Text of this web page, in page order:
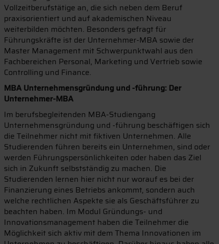
Vollzeitberufstätige an, die sich neben dem Beruf
praxisorientiert und auf akademischen Niveau
weiterbilden möchten. Besonders gefragt für
Führungskräfte ist der Unternehmer-MBA sowie der
Master Management mit Schwerpunktwahl aus den
Fachbereichen Personal, Marketing und Vertrieb sowie
Controlling und Finance.
MBA Unternehmensgründung und -führung: Der
Unternehmer-MBA
Im berufsbegleitenden MBA-Studiengang
Unternehmensgründung und -führung beschäftigen sich
die Teilnehmer nicht mit fiktiven Unternehmen. Alle
Studierenden führen bereits ein Unternehmen, sind oder
werden Führungspersönlichkeiten oder haben das Ziel
sich in Zukunft selbstständig zu machen. Die
Studierenden lernen hier nicht nur worauf es bei der
Finanzierung eines Betriebs ankommt, sondern auch
welche rechtlichen Aspekte sie als Geschäftsführer zu
beachten haben. Im Modul Gründungs- und
Innovationsmanagement haben die Teilnehmer die
Möglichkeit sich aktiv mit dem Thema Innovationen im